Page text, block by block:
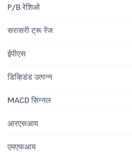
P/B रेशिओ
सरासरी ट्रू रेंज
ईपीएस
डिव्हिडंड उत्पन्न
MACD सिग्नल
आरएसआय
एमएफआय